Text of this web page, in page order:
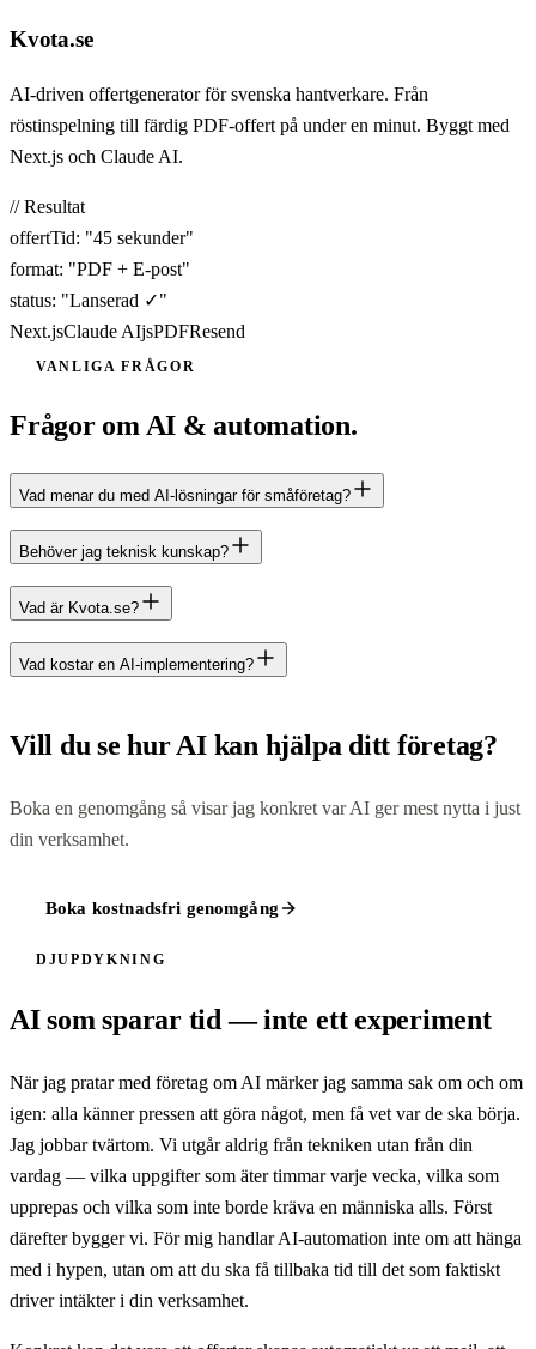
Kvota.se
AI-driven offertgenerator för svenska hantverkare. Från
röstinspelning till färdig PDF-offert på under en minut. Byggt med
Next.js och Claude AI.
// Resultat
offertTid: "45 sekunder"
format: "PDF + E-post"
status: "Lanserad ✓"
Next.jsClaude AIjsPDFResend
VANLIGA FRÅGOR
Frågor om AI & automation.
Vad menar du med AI-lösningar för småföretag?
Behöver jag teknisk kunskap?
Vad är Kvota.se?
Vad kostar en AI-implementering?
Vill du se hur AI kan hjälpa ditt företag?
Boka en genomgång så visar jag konkret var AI ger mest nytta i just
din verksamhet.
Boka kostnadsfri genomgång
DJUPDYKNING
AI som sparar tid — inte ett experiment
När jag pratar med företag om AI märker jag samma sak om och om
igen: alla känner pressen att göra något, men få vet var de ska börja.
Jag jobbar tvärtom. Vi utgår aldrig från tekniken utan från din
vardag — vilka uppgifter som äter timmar varje vecka, vilka som
upprepas och vilka som inte borde kräva en människa alls. Först
därefter bygger vi. För mig handlar AI-automation inte om att hänga
med i hypen, utan om att du ska få tillbaka tid till det som faktiskt
driver intäkter i din verksamhet.